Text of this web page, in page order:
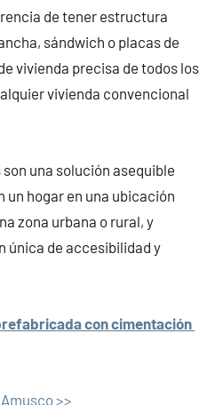
de tener estructura
sándwich o placas de
vivienda precisa de todos los
vivienda convencional
una solución asequible
un hogar en una ubicación
zona urbana o rural, y
única de accesibilidad y
con cimentación
>>